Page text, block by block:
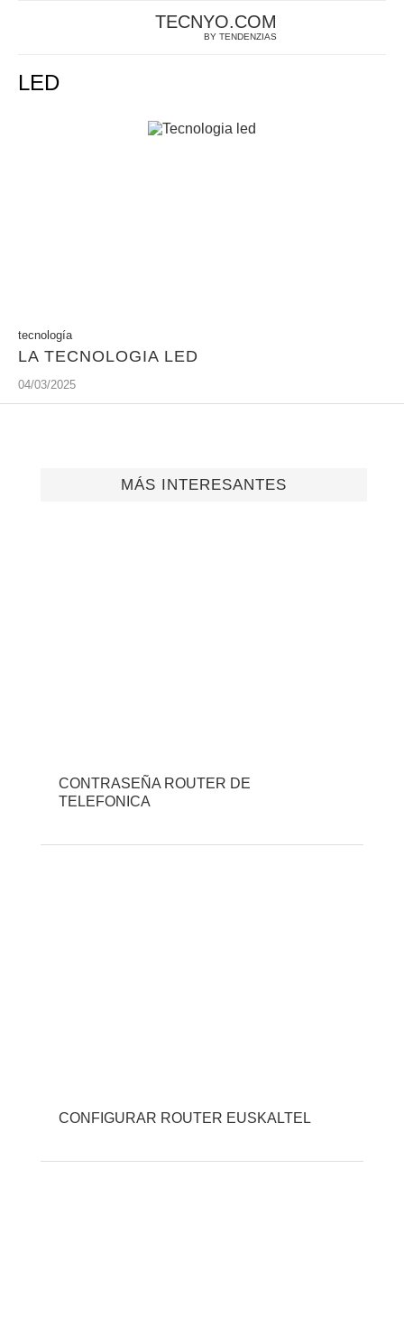
TECNYO.COM
BY TENDENZIAS
LED
tecnología
LA TECNOLOGIA LED
04/03/2025
MÁS INTERESANTES
CONTRASEÑA ROUTER DE
TELEFONICA
CONFIGURAR ROUTER EUSKALTEL